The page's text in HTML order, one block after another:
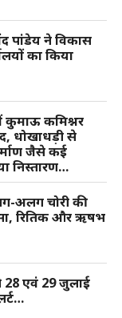
पांडेय ने विकास
का किया
कुमाऊ कमिश्नर
धोखाधड़ी से
जैसे कई
निस्तारण…
अलग चोरी की
रितिक और ऋषभ
28 एवं 29 जुलाई